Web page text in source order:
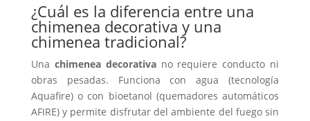
¿Cuál es la diferencia entre una
chimenea decorativa y una
chimenea tradicional?
Una chimenea decorativano requiere conducto ni
obras pesadas. Funciona con agua (tecnología
Aquafire) o con bioetanol (quemadores automáticos
AFIRE) y permite disfrutar del ambiente del fuego sin